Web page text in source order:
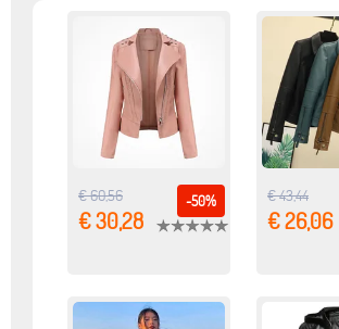
-50%
€ 60,56
€ 30,28
€ 43,44
€ 26,06